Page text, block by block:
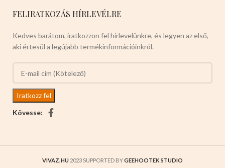
FELIRATKOZÁS HÍRLEVÉLRE
Kedves barátom, iratkozzon fel hírlevelünkre, és legyen az első,
aki értesül a legújabb termékinformációinkról.
Kövesse:
VIVAZ.HU 2023 SUPPORTED BYGEEHOOTEK STUDIO